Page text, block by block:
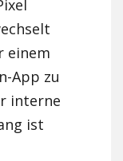
einem
App zu
interne
ist